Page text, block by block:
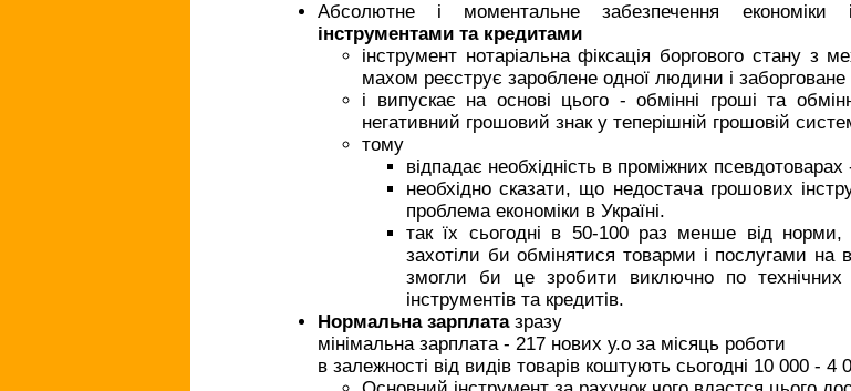
Абсолютне і моментальне забезпечення
інструментами та кредитами
інструмент нотаріальна фіксація боргового стану з
махом реєструє зароблене одної людини і заборговане
і випускає на основі цього - обмінні гроші та
негативний грошовий знак у теперішній грошовій
тому
відпадає необхідність в проміжних
необхідно сказати, що недостача грошових
проблема економіки в Україні.
так їх сьогодні в 50-100 раз менше від норми,
захотіли би обмінятися товарми і послугами на
змогли би це зробити виключно по технічних
інструментів та кредитів.
Нормальна зарплатазразу
мінімальна зарплата - 217 нових у.о за місяць роботи
в залежності від видів товарів коштують сьогодні 10 000 - 4